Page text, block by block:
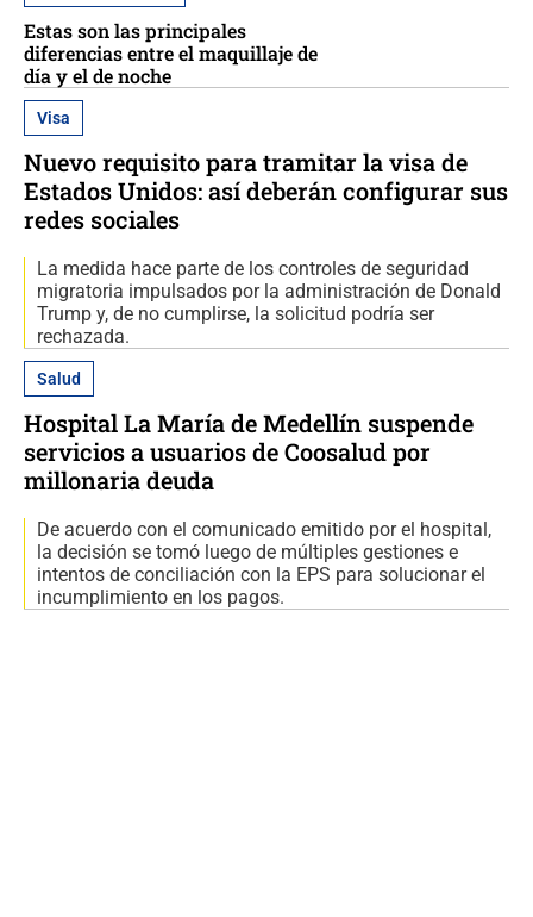
Estas son las principales
diferencias entre el maquillaje de
día y el de noche
Visa
Nuevo requisito para tramitar la visa de
Estados Unidos: así deberán configurar sus
redes sociales
La medida hace parte de los controles de seguridad
migratoria impulsados por la administración de Donald
Trump y, de no cumplirse, la solicitud podría ser
rechazada.
Salud
Hospital La María de Medellín suspende
servicios a usuarios de Coosalud por
millonaria deuda
De acuerdo con el comunicado emitido por el hospital,
la decisión se tomó luego de múltiples gestiones e
intentos de conciliación con la EPS para solucionar el
incumplimiento en los pagos.